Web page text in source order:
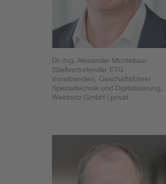
Dr.-Ing. Alexander Montebaur
(Stellvertretender ETG
Vorsitzender), Geschäftsführer
Spezialtechnik und Digitalisierung,
Westnetz GmbH | privat